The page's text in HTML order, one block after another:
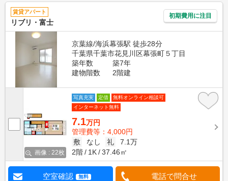
賃貸アパート
リブリ・富士
初期費用に注目
京葉線/海浜幕張駅 徒歩28分
千葉県千葉市花見川区幕張町５丁目
築年数
築7年
建物階数
2階建
画像 : 22枚
写真充実 定借
無料オンライン相談可
インターネット無料
7.1万円
管理費等：4,000円
敷
なし 礼
7.1万
2階
1K 37.46㎡
空室確認 無料 電話で問合せ